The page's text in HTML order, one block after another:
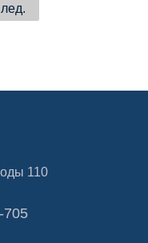
110
705